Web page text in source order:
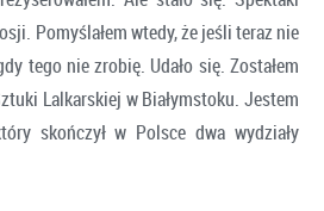
Pomyślałem wtedy, że jeśli teraz nie
tego nie zrobię. Udało się. Zostałem
Lalkarskiej w Białymstoku. Jestem
skończył w Polsce dwa wydziały